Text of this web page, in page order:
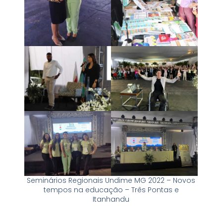
Seminários Regionais Undime MG 2022 – Novos
tempos na educação – Três Pontas e
Itanhandu